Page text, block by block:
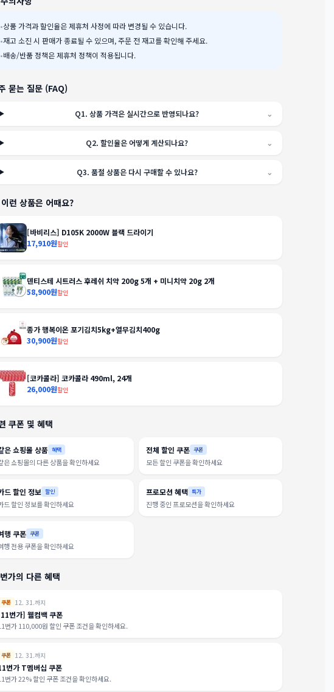
•상품 가격과 할인율은 제휴처 사정에 따라 변경될 수 있습니다.
•재고 소진 시 판매가 종료될 수 있으며, 주문 전 재고를 확인해 주세요.
•배송/반품 정책은 제휴처 정책이 적용됩니다.
묻는 질문 (FAQ)
Q1.상품 가격은 실시간으로 반영되나요? ⌄
Q2.할인율은 어떻게 계산되나요? ⌄
Q3. 품절 상품은 다시 구매할 수 있나요? ⌄
런 상품은 어때요?
[바비리스] D105K 2000W 블랙 드라이기
17,910원할인
덴티스테 시트러스 후레쉬 치약 200g 5개 + 미니치약 20g 2개
58,900원할인
종가 행복이온 포기김치5kg+열무김치400g
30,900원할인
[코카콜라] 코카콜라 490ml, 24개
26,000원할인
쿠폰 및 혜택
은 쇼핑몰 상품 혜택
은 쇼핑몰의 다른 상품을 확인하세요
전체 할인 쿠폰 쿠폰
모든 할인 쿠폰을 확인하세요
드 할인 정보 할인
드 할인 정보를 확인하세요
프로모션 혜택 특가
진행 중인 프로모션을 확인하세요
행 쿠폰 쿠폰
행 전용 쿠폰을 확인하세요
가의 다른 혜택
쿠폰 12. 31.까지
번가] 웰컴백 쿠폰
번가 110,000원 할인 쿠폰 조건을 확인하세요.
쿠폰 12. 31.까지
번가 T멤버십 쿠폰
번가 22% 할인 쿠폰 조건을 확인하세요.